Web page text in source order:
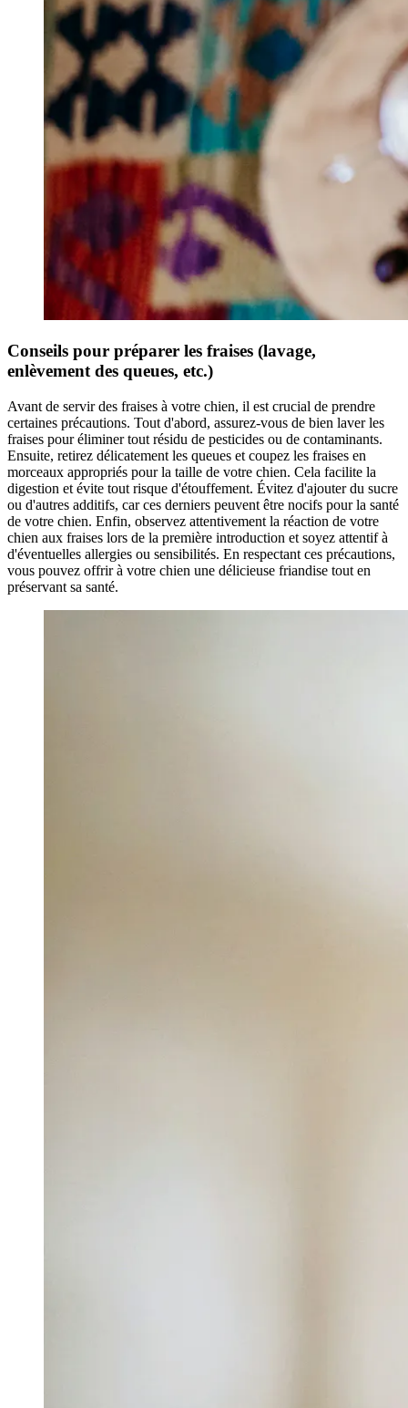
Conseils pour préparer les fraises (lavage,
enlèvement des queues, etc.)
Avant de servir des fraises à votre chien, il est crucial de prendre
certaines précautions. Tout d'abord, assurez-vous de bien laver les
fraises pour éliminer tout résidu de pesticides ou de contaminants.
Ensuite, retirez délicatement les queues et coupez les fraises en
morceaux appropriés pour la taille de votre chien. Cela facilite la
digestion et évite tout risque d'étouffement. Évitez d'ajouter du sucre
ou d'autres additifs, car ces derniers peuvent être nocifs pour la santé
de votre chien. Enfin, observez attentivement la réaction de votre
chien aux fraises lors de la première introduction et soyez attentif à
d'éventuelles allergies ou sensibilités. En respectant ces précautions,
vous pouvez offrir à votre chien une délicieuse friandise tout en
préservant sa santé.